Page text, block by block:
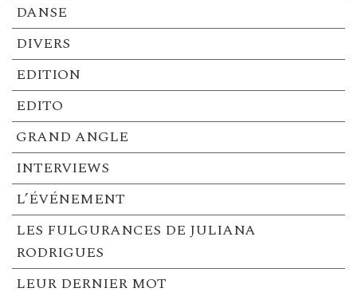
DANSE
DIVERS
EDITION
EDITO
GRAND ANGLE
INTERVIEWS
L’ÉVÉNEMENT
LES FULGURANCES DE JULIANA
RODRIGUES
LEUR DERNIER MOT